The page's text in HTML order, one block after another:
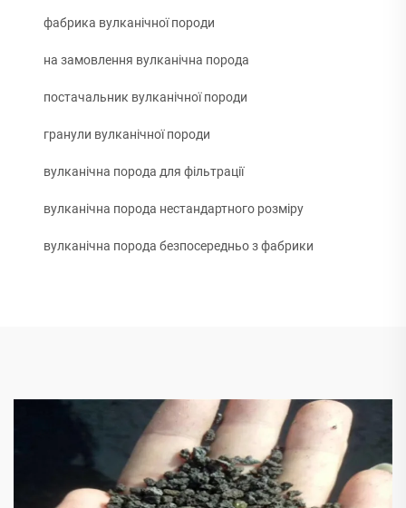
фабрика вулканічної породи
на замовлення вулканічна порода
постачальник вулканічної породи
гранули вулканічної породи
вулканічна порода для фільтрації
вулканічна порода нестандартного розміру
вулканічна порода безпосередньо з фабрики